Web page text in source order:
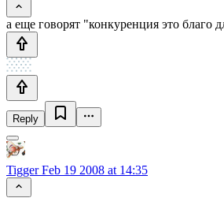
а еще говорят "конкуренция это благо
Reply
TiggerFeb 19 2008 at 14:35